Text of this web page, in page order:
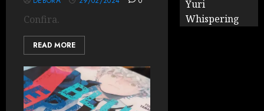
Confira.
READ MORE
Yuri
Whispering